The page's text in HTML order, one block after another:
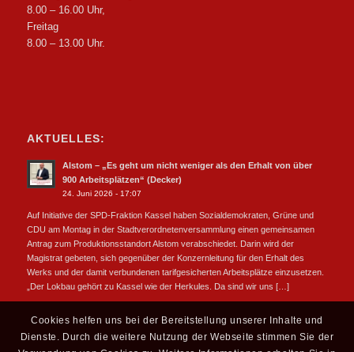
8.00 – 16.00 Uhr,
Freitag
8.00 – 13.00 Uhr.
AKTUELLES:
Alstom – „Es geht um nicht weniger als den Erhalt von über
900 Arbeitsplätzen“ (Decker)
24. Juni 2026 - 17:07
Auf Initiative der SPD-Fraktion Kassel haben Sozialdemokraten, Grüne und
CDU am Montag in der Stadtverordnetenversammlung einen gemeinsamen
Antrag zum Produktionsstandort Alstom verabschiedet. Darin wird der
Magistrat gebeten, sich gegenüber der Konzernleitung für den Erhalt des
Werks und der damit verbundenen tarifgesicherten Arbeitsplätze einzusetzen.
„Der Lokbau gehört zu Kassel wie der Herkules. Da sind wir uns […]
Cookies helfen uns bei der Bereitstellung unserer Inhalte und
Dienste. Durch die weitere Nutzung der Webseite stimmen Sie der